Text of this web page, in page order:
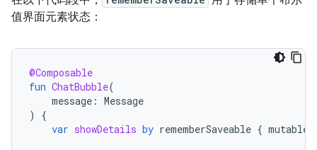
值界面元素状态：
@Composable
fun ChatBubble(
message : Message
)
{
var showDetails by rememberSaveable {